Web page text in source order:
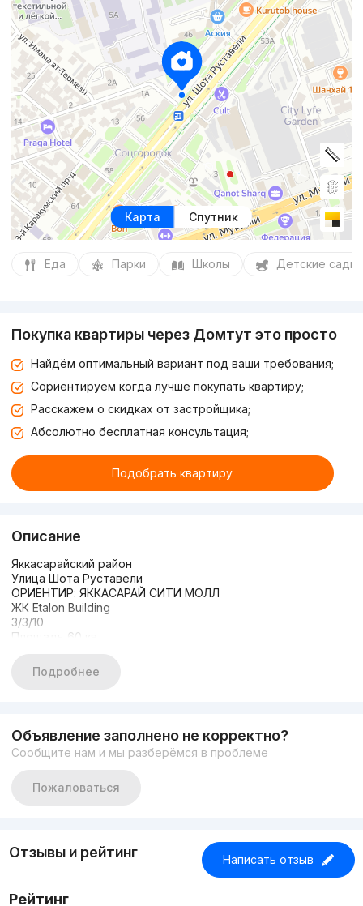
Карта Спутник
Еда Парки Школы Детские сады
Покупка квартиры через Домтут это просто
Найдём оптимальный вариант под ваши требования;
Сориентируем когда лучше покупать квартиру;
Расскажем о скидках от застройщика;
Абсолютно бесплатная консультация;
Подобрать квартиру
Описание
Яккасарайский район
Улица Шота Руставели
ОРИЕНТИР: ЯККАСАРАЙ СИТИ МОЛЛ
ЖК Etalon Building
3/3/10
Площадь 60 кв
Цена 110.000$ Торг
Подробнее
Объявление заполнено не корректно?
Сообщите нам и мы разберёмся в проблеме
Пожаловаться
Отзывы и рейтинг Написать отзыв
Рейтинг